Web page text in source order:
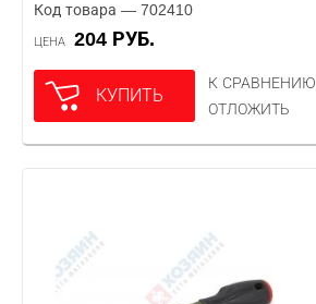
Код товара — 702410
ЦЕНА 204 РУБ.
КУПИТЬ
К СРАВНЕНИЮ
ОТЛОЖИТЬ